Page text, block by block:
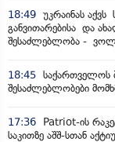
18:49 უკრაინას
განვითარებისა და
შესაძლებლობა -
18:45 საქართველოს
შესაძლებლობები
17:36
Patriot-ის
საკითზე აშშ-სთან